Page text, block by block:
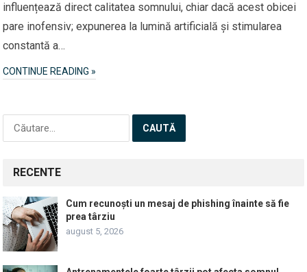
influențează direct calitatea somnului, chiar dacă acest obicei
pare inofensiv; expunerea la lumină artificială și stimularea
constantă a…
CONTINUE READING »
Caută
RECENTE
Cum recunoști un mesaj de phishing înainte să fie
prea târziu
august 5, 2026